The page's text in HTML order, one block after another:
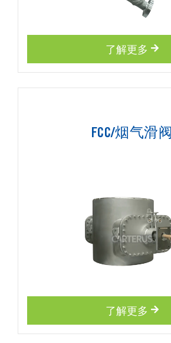
了解更多
FCC/烟气滑阀
了解更多